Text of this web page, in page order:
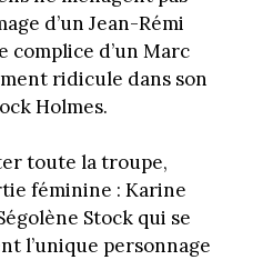
d’un Jean-Rémi
complice d’un Marc
ridicule dans son
Holmes.
toute la troupe,
féminine : Karine
Stock qui se
l’unique personnage